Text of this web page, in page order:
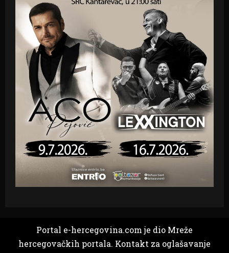
Portal e-hercegovina.com je dio Mreže
hercegovačkih portala. Kontakt za oglašavanje